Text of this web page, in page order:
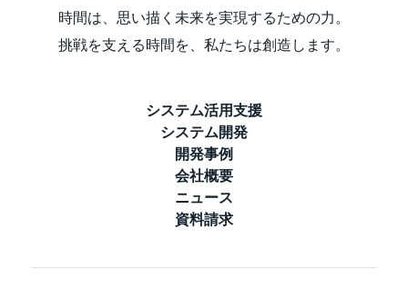
時間は、思い描く未来を実現するための力。
挑戦を支える時間を、私たちは創造します。
システム活用支援
システム開発
開発事例
会社概要
ニュース
資料請求